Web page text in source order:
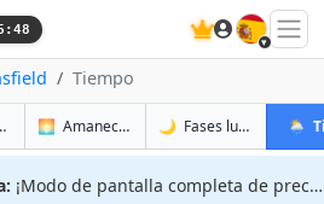
🇪🇸
Tiempo
en Mansfield
🌅 Amanecer y atardecer mañana en
🌙 Fases lunares en
🌦️
¡Modo de pantalla completa de precisión!